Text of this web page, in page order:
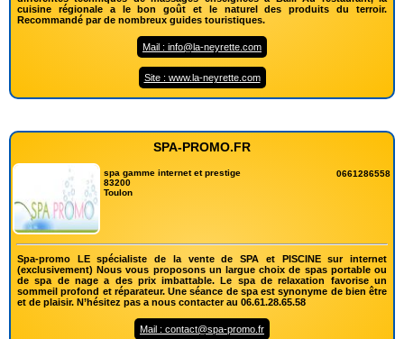
cuisine régionale a le bon goût et le naturel des produits du terroir.
Recommandé par de nombreux guides touristiques.
Mail : info@la-neyrette.com
Site : www.la-neyrette.com
SPA-PROMO.FR
spa gamme internet et prestige
83200
Toulon
0661286558
Spa-promo LE spécialiste de la vente de SPA et PISCINE sur internet
(exclusivement) Nous vous proposons un largue choix de spas portable ou
de spa de nage a des prix imbattable. Le spa de relaxation favorise un
sommeil profond et réparateur. Une séance de spa est synonyme de bien être
et de plaisir. N’hésitez pas a nous contacter au 06.61.28.65.58
Mail : contact@spa-promo.fr